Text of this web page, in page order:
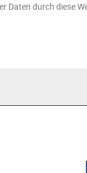
Daten durch diese